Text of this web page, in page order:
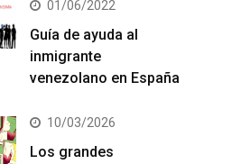
01/06/2022
Guía de ayuda al
inmigrante
venezolano en España
10/03/2026
Los grandes